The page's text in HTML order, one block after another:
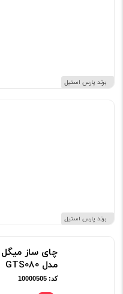
برند پارس استیل
برند پارس استیل
چای ساز میگل
مدل GTS080
کد: 10000505